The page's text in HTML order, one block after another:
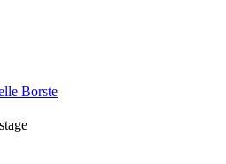
Borste